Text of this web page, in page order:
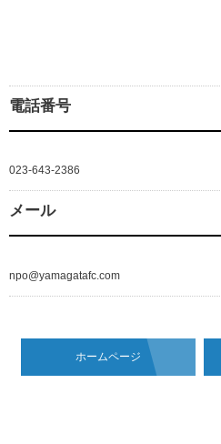
電話番号
023-643-2386
メール
npo@yamagatafc.com
ホームページ